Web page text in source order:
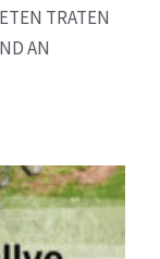
TRATEN
AN